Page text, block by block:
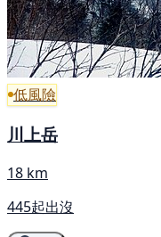
低風險
川上岳
18 km
445起出沒